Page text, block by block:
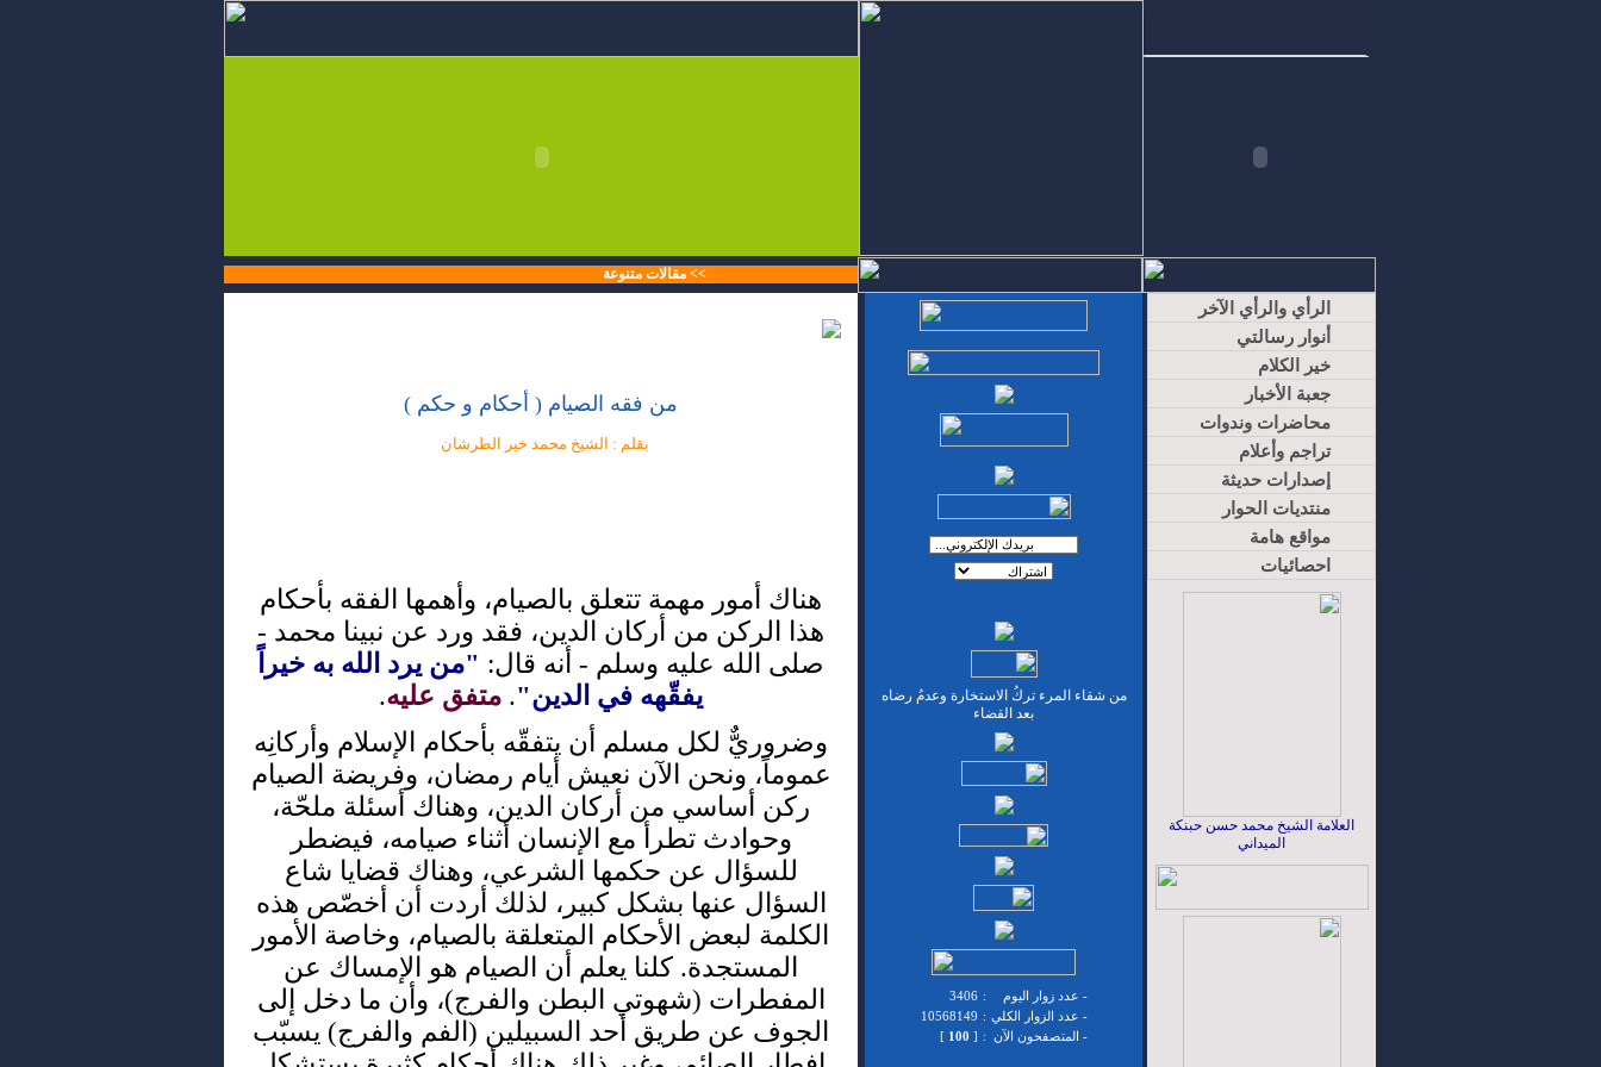
>> مقالات متنوعة
من فقه الصيام ( أحكام و حكم )
بقلم : الشيخ محمد خير الطرشان
هناك أمور مهمة تتعلق بالصيام، وأهمها الفقه بأحكام
هذا الركن من أركان الدين، فقد ورد عن نبينا محمد -
صلى الله عليه وسلم - أنه قال: "من يرد الله به خيراً
يفقّهه في الدين". متفق عليه.
وضروريٌّ لكل مسلم أن يتفقّه بأحكام الإسلام وأركانِه
عموماً، ونحن الآن نعيش أيام رمضان، وفريضة الصيام
ركن أساسي من أركان الدين، وهناك أسئلة ملحّة،
وحوادث تطرأ مع الإنسان أثناء صيامه، فيضطر
للسؤال عن حكمها الشرعي، وهناك قضايا شاع
السؤال عنها بشكل كبير، لذلك أردت أن أخصّص هذه
الكلمة لبعض الأحكام المتعلقة بالصيام، وخاصة الأمور
المستجدة. كلنا يعلم أن الصيام هو الإمساك عن
المفطرات (شهوتي البطن والفرج)، وأن ما دخل إلى
الجوف عن طريق أحد السبيلين (الفم والفرج) يسبّب
من شقاء المرء تركُ الاستخارة وعدمُ رضاه
بعد القضاء
3406 : - عدد زوار اليوم
10568149 : - عدد الزوار الكلي
[
100
] : - المتصفحون الآن
تراجم وأعلام
العلامة الشيخ محمد حسن حبنكة
الميداني